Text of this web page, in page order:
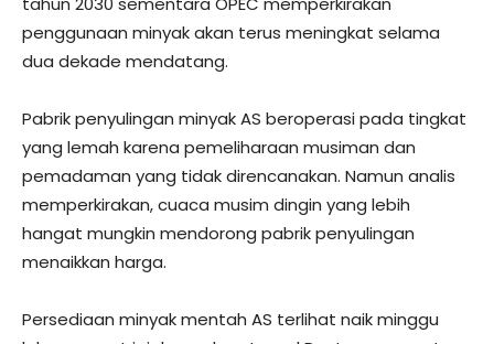
penggunaan minyak akan terus meningkat selama
dua dekade mendatang.
Pabrik penyulingan minyak AS beroperasi pada tingkat
yang lemah karena pemeliharaan musiman dan
pemadaman yang tidak direncanakan. Namun analis
memperkirakan, cuaca musim dingin yang lebih
hangat mungkin mendorong pabrik penyulingan
menaikkan harga.
Persediaan minyak mentah AS terlihat naik minggu